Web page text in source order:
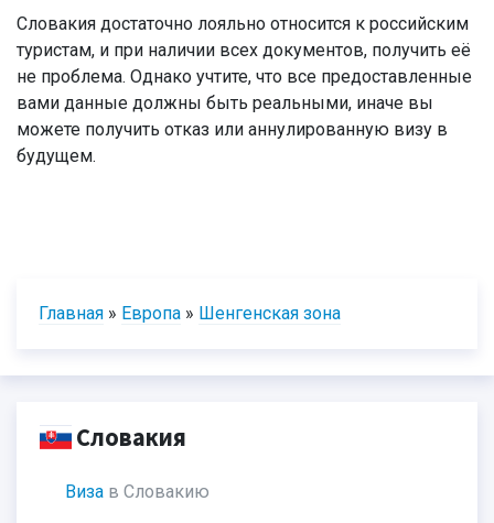
Словакия достаточно лояльно относится к российским
туристам, и при наличии всех документов, получить её
не проблема. Однако учтите, что все предоставленные
вами данные должны быть реальными, иначе вы
можете получить отказ или аннулированную визу в
будущем.
Главная » Европа » Шенгенская зона
Словакия
Виза в Словакию